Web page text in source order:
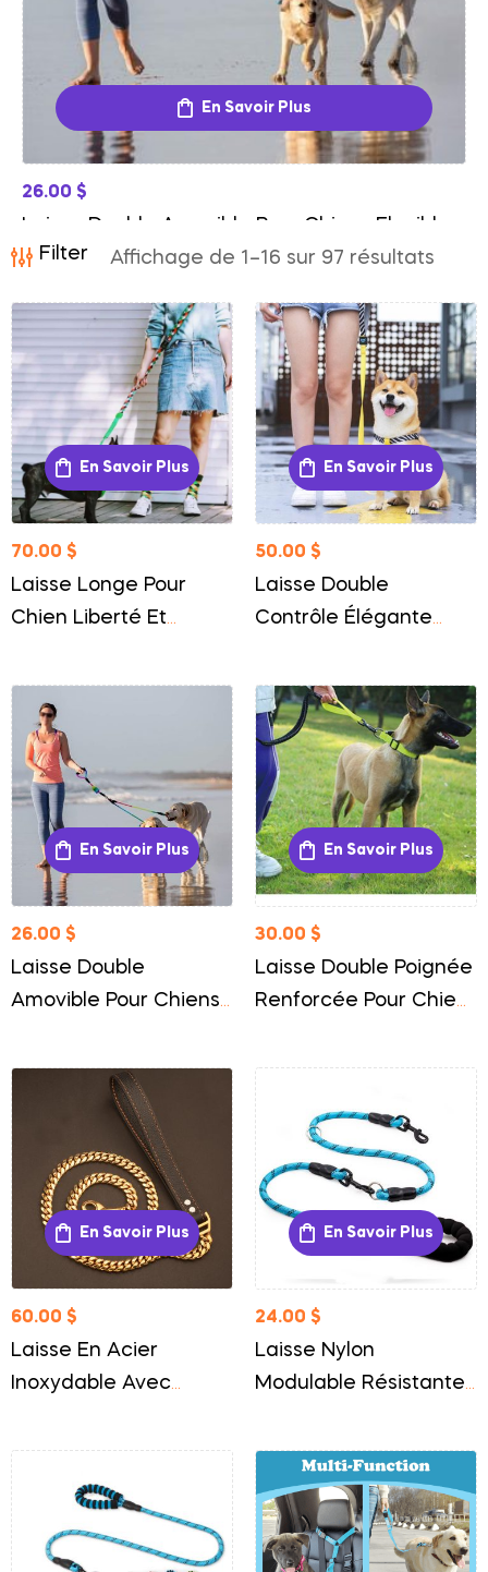
En Savoir Plus
30.00 $
Laisse Double Poignée Renforcée Pour Chien
Contrôle Et Sécurité
Filter Affichage de 1–16 sur 97 résultats
En Savoir Plus
70.00 $
Laisse Longe Pour
Chien Liberté Et
Sécurité
En Savoir Plus
50.00 $
Laisse Double
Contrôle Élégante
Maîtrise
En Savoir Plus
26.00 $
Laisse Double
Amovible Pour Chiens
En Savoir Plus
30.00 $
Laisse Double Poignée
Renforcée Pour Chien
En Savoir Plus
60.00 $
Laisse En Acier
Inoxydable Avec
Chien Élégance Et
Résistance
En Savoir Plus
24.00 $
Laisse Nylon
Modulable Résistante
Et Durable